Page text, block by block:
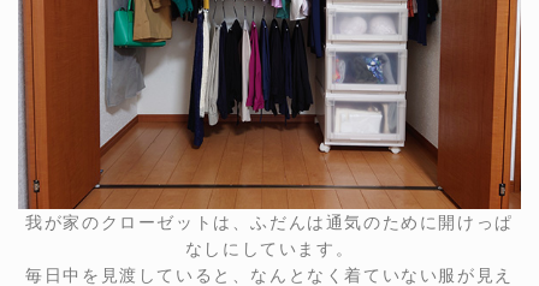
我が家のクローゼットは、ふだんは通気のために開けっぱ
なしにしています。
毎日中を見渡していると、なんとなく着ていない服が見え